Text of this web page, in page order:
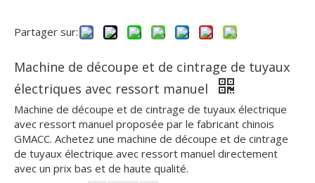
Partager sur:
Machine de découpe et de cintrage de tuyaux
électriques avec ressort manuel
Machine de découpe et de cintrage de tuyaux électrique
avec ressort manuel proposée par le fabricant chinois
GMACC. Achetez une machine de découpe et de cintrage
de tuyaux électrique avec ressort manuel directement
avec un prix bas et de haute qualité.